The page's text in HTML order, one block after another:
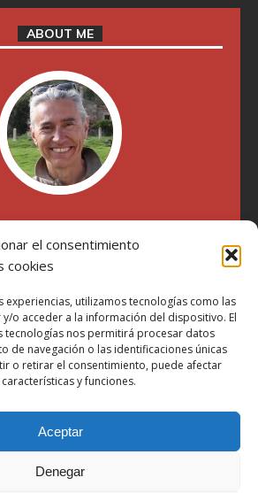
el consentimiento
cookies
experiencias, utilizamos tecnologías como las
o acceder a la información del dispositivo. El
tecnologías nos permitirá procesar datos
de navegación o las identificaciones únicas
o retirar el consentimiento, puede afectar
y funciones.
Aceptar
Denegar
ABOUT ME
nací en Valencia en 1969 y desde el
sobre motos en distintos medios.
apuesta por escribir sobre lo que me
Cookies